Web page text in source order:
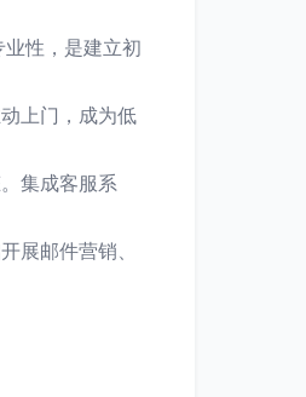
性，是建立初
上门，成为低
集成客服系
展邮件营销、